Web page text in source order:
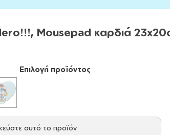
Mousepad καρδιά
Επιλογή προϊόντος
αυτό το προϊόν